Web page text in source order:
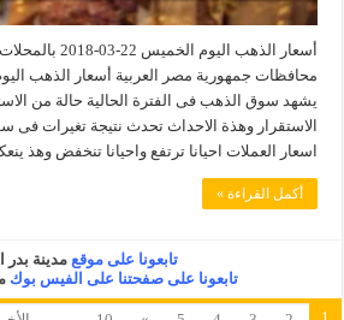
أسعار الذهب اليوم
يشهد سوق الذهب فى الفترة الحالية حالة من
الاستقرار وهذة الاحداث تحدث نتيجة تغيرات فى
اسعار العملات احيانا ترتفع واحيانا تنخفض وهذ
أكمل القراءة »
تابعونا على موقعمدينة بدر
تابعونا على صفحتنا على الفيس بوك